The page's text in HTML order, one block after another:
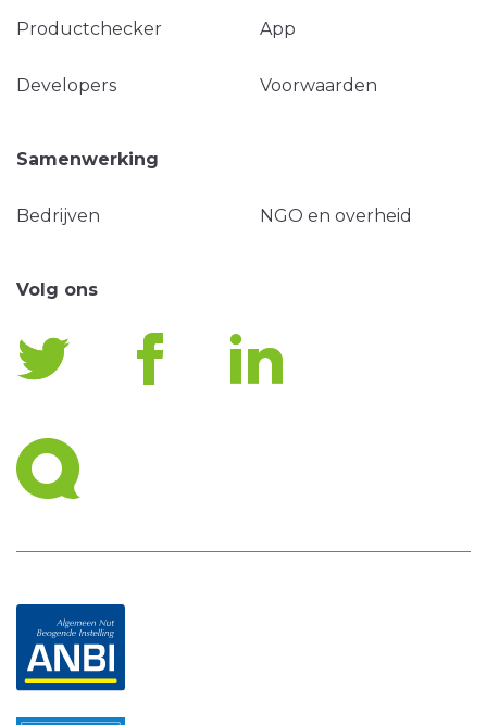
Productchecker App
Developers Voorwaarden
Samenwerking
Bedrijven NGO en overheid
Volg ons